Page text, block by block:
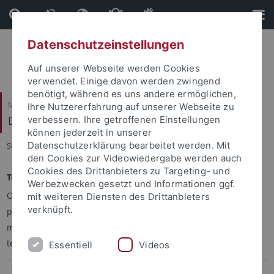
Direkt
zum
Inhalt
Direkt
zur
Fußleiste
Mathematisch-Naturwissenschaftliche Fakultät
Decision Making
Sie sind hier: Startseite ... Teaching
Teaching Offerings
Our research group offers lectures, seminars, and research
projects in the area of multi-agent systems, game theory,
machine learning, the Internet of Things, and related
technologies. Details can be found in the links below.
Datenschutzeinstellungen
Auf unserer Webseite werden Cookies
verwendet. Einige davon werden zwingend
benötigt, während es uns andere ermöglichen,
Ihre Nutzererfahrung auf unserer Webseite zu
verbessern. Ihre getroffenen Einstellungen
können jederzeit in unserer
Datenschutzerklärung bearbeitet werden. Mit
den Cookies zur Videowiedergabe werden auch
Cookies des Drittanbieters zu Targeting- und
Werbezwecken gesetzt und Informationen ggf.
mit weiteren Diensten des Drittanbieters
verknüpft.
Essentiell Videos